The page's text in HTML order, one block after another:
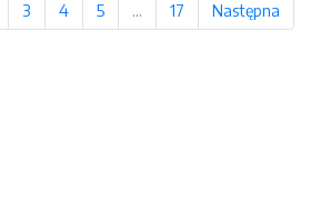
3 4 5 … 17 Następna